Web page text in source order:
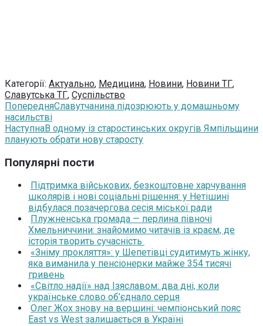
Категорії: Актуально, Медицина, Новини, Новини ТГ,
Славутська ТГ, Суспільство
ПопередняСлавутчанина підозрюють у домашньому
насильстві
НаступнаВ одному із старостинських округів Ямпільщини
планують обрати нову старосту
Популярні пости
Підтримка військових, безкоштовне харчування
школярів і нові соціальні рішення: у Нетішині
відбулася позачергова сесія міської ради
Плужненська громада — перлина півночі
Хмельниччини: знайомимо читачів із краєм, де
історія творить сучасність
«Зніму прокляття»: у Шепетівці судитимуть жінку,
яка виманила у пенсіонерки майже 354 тисячі
гривень
«Світло надії» над Ізяславом: два дні, коли
українське слово об’єднало серця
Олег Жох знову на вершині: чемпіонський пояс
East vs West залишається в Україні